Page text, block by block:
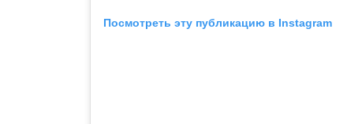
Посмотреть эту публикацию в Instagram